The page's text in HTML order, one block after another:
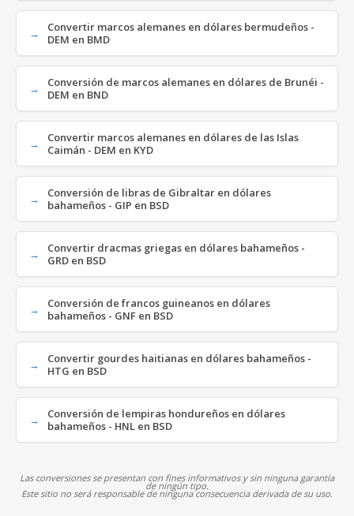
Convertir marcos alemanes en dólares bermudeños -
DEM en BMD
Conversión de marcos alemanes en dólares de Brunéi -
DEM en BND
Convertir marcos alemanes en dólares de las Islas
Caimán - DEM en KYD
Conversión de libras de Gibraltar en dólares
bahameños - GIP en BSD
Convertir dracmas griegas en dólares bahameños -
GRD en BSD
Conversión de francos guineanos en dólares
bahameños - GNF en BSD
Convertir gourdes haitianas en dólares bahameños -
HTG en BSD
Conversión de lempiras hondureños en dólares
bahameños - HNL en BSD
Las conversiones se presentan con fines informativos y sin ninguna garantía
de ningún tipo.
Este sitio no será responsable de ninguna consecuencia derivada de su uso.